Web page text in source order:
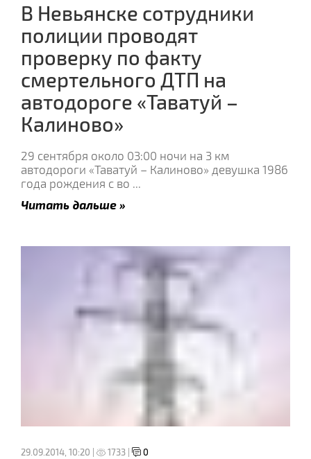
В Невьянске сотрудники
полиции проводят
проверку по факту
смертельного ДТП на
автодороге «Таватуй –
Калиново»
29 сентября около 03:00 ночи на 3 км
автодороги «Таватуй – Калиново» девушка 1986
года рождения с во ...
Читать дальше »
29.09.2014, 10:20 | 1733 | 0